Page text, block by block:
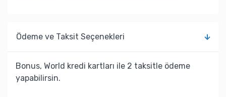
Ödeme ve Taksit Seçenekleri
Bonus, World kredi kartları ile 2 taksitle ödeme
yapabilirsin.